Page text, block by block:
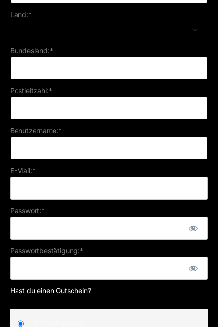
Land:*
Bundesland:*
Postleitzahl:*
Benutzername:*
E-Mail:*
Passwort:*
Passwortbestätigung:*
Hast du einen Gutschein?